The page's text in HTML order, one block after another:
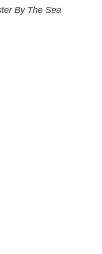
By The Sea